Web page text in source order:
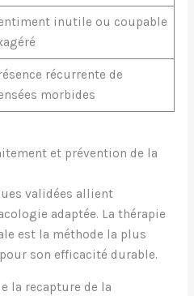
inutile ou coupable
récurrente de
morbides
et prévention de la
validées allient
adaptée. La thérapie
est la méthode la plus
son efficacité durable.
la recapture de la